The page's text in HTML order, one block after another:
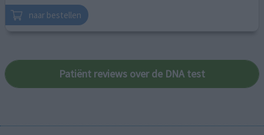
naar bestellen
Patiënt reviews over de DNA test